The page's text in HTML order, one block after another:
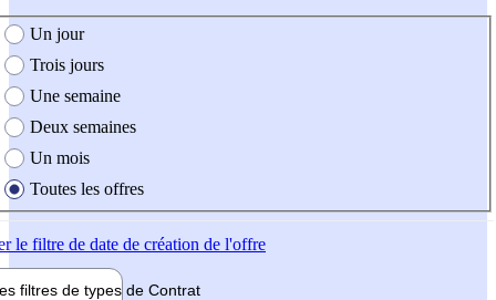
création de l'offre
Un jour
Trois jours
Une semaine
Deux semaines
Un mois
Toutes les offres
le filtre de date de création de l'offre
filtres de types de Contrat